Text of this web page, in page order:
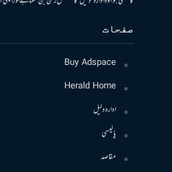
صفحات
Buy Adspace
Herald Home
ادارہ دلیل
پالیسی
مقاصد